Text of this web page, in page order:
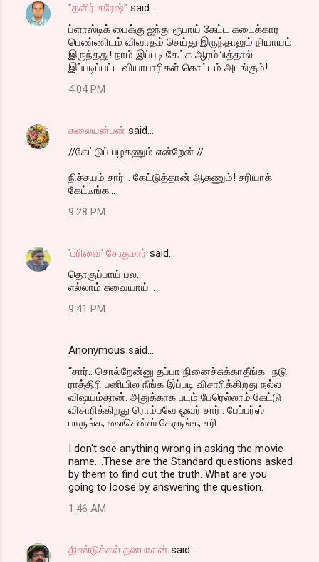
”தளிர் சுரேஷ்” said…
ப்ளாஸ்டிக் பைக்கு ஐந்து ரூபாய் கேட்ட கடைக்கார
பெண்ணிடம் விவாதம் செய்து இருந்தாலும் நியாயம்
இருந்தது! நாம் இப்படி கேட்க ஆரம்பித்தால்
இப்படிப்பட்ட வியாபாரிகள் கொட்டம் அடங்கும்!
4:04 PM
கலையன்பன் said…
//கேட்டுப் பழகணும் என்றேன்.//
நிச்சயம் சார்... கேட்டுத்தான் ஆகணும்! சரியாக்
கேட்டீங்க...
9:28 PM
'பரிவை' சே.குமார் said…
தொகுப்பாய் பல...
எல்லாம் சுவையாய்...
9:41 PM
Anonymous said…
“சார்.. சொல்றேன்னு தப்பா நினைச்சுக்காதீங்க.. நடு
ராத்திரி பனியில நீங்க இப்படி விசாரிக்கிறது நல்ல
விஷயம்தான். அதுக்காக படம் பேரெல்லாம் கேட்டு
விசாரிக்கிறது ரொம்பவே ஓவர் சார்.. பேப்பர்ஸ்
பாருங்க, லைசென்ஸ் கேளுங்க, சரி..
I don't see anything wrong in asking the movie
name....These are the Standard questions asked
by them to find out the truth. What are you
going to loose by answering the question.
1:46 AM
திண்டுக்கல் தனபாலன் said…